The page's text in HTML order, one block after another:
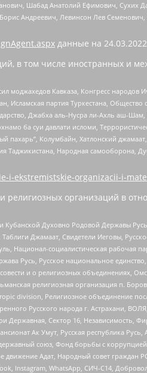
Шабад Анатолий Ефимович, Сухих
Андреевич, Левинсон Лев
данные на 24.03.2022
в том числе иностранных и
Кавказа, Конгресс народов
Исламская партия Туркестана,
Джабха аль-Нусра ли-Ахль аш-
ба суи давлати исломи,
пахарь”, Колумбайн, Хатлонский
Таджикистана, Народная самооборона,
i-ekstremistskie-organizacii-i-
организаций в
Кубанской Духовно Родовой Державы
Джамаат, Свидетели Иеговы,
Национал-социалистическая
Русь, Русское национальное
и о религиозных объединениях,
религиозная организация п.
division, Религиозное объединение
Русского народа г. Астрахани,
Державная, Сектор 16, Независимость,
Ак Умут, Русская республика
союз, Фонд борьбы с
Адат, Народный совет
Instagram, WhatsApp, СИЧ-С14,